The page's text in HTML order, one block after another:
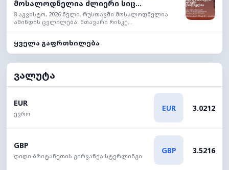
მოსალოდნელია ძლიერი სიც...
8 აგვისტო, 2026 წელი. რუსთავში მოსალოდნელია
ამინდის ცვლილება. მთავარი რისკე...
ყველა გაფრთხილება
ვალუტა
EUR
ევრო
EUR 3.0212
GBP
დიდი ბრიტანეთის გირვანქა სტერლინგი
GBP 3.5216